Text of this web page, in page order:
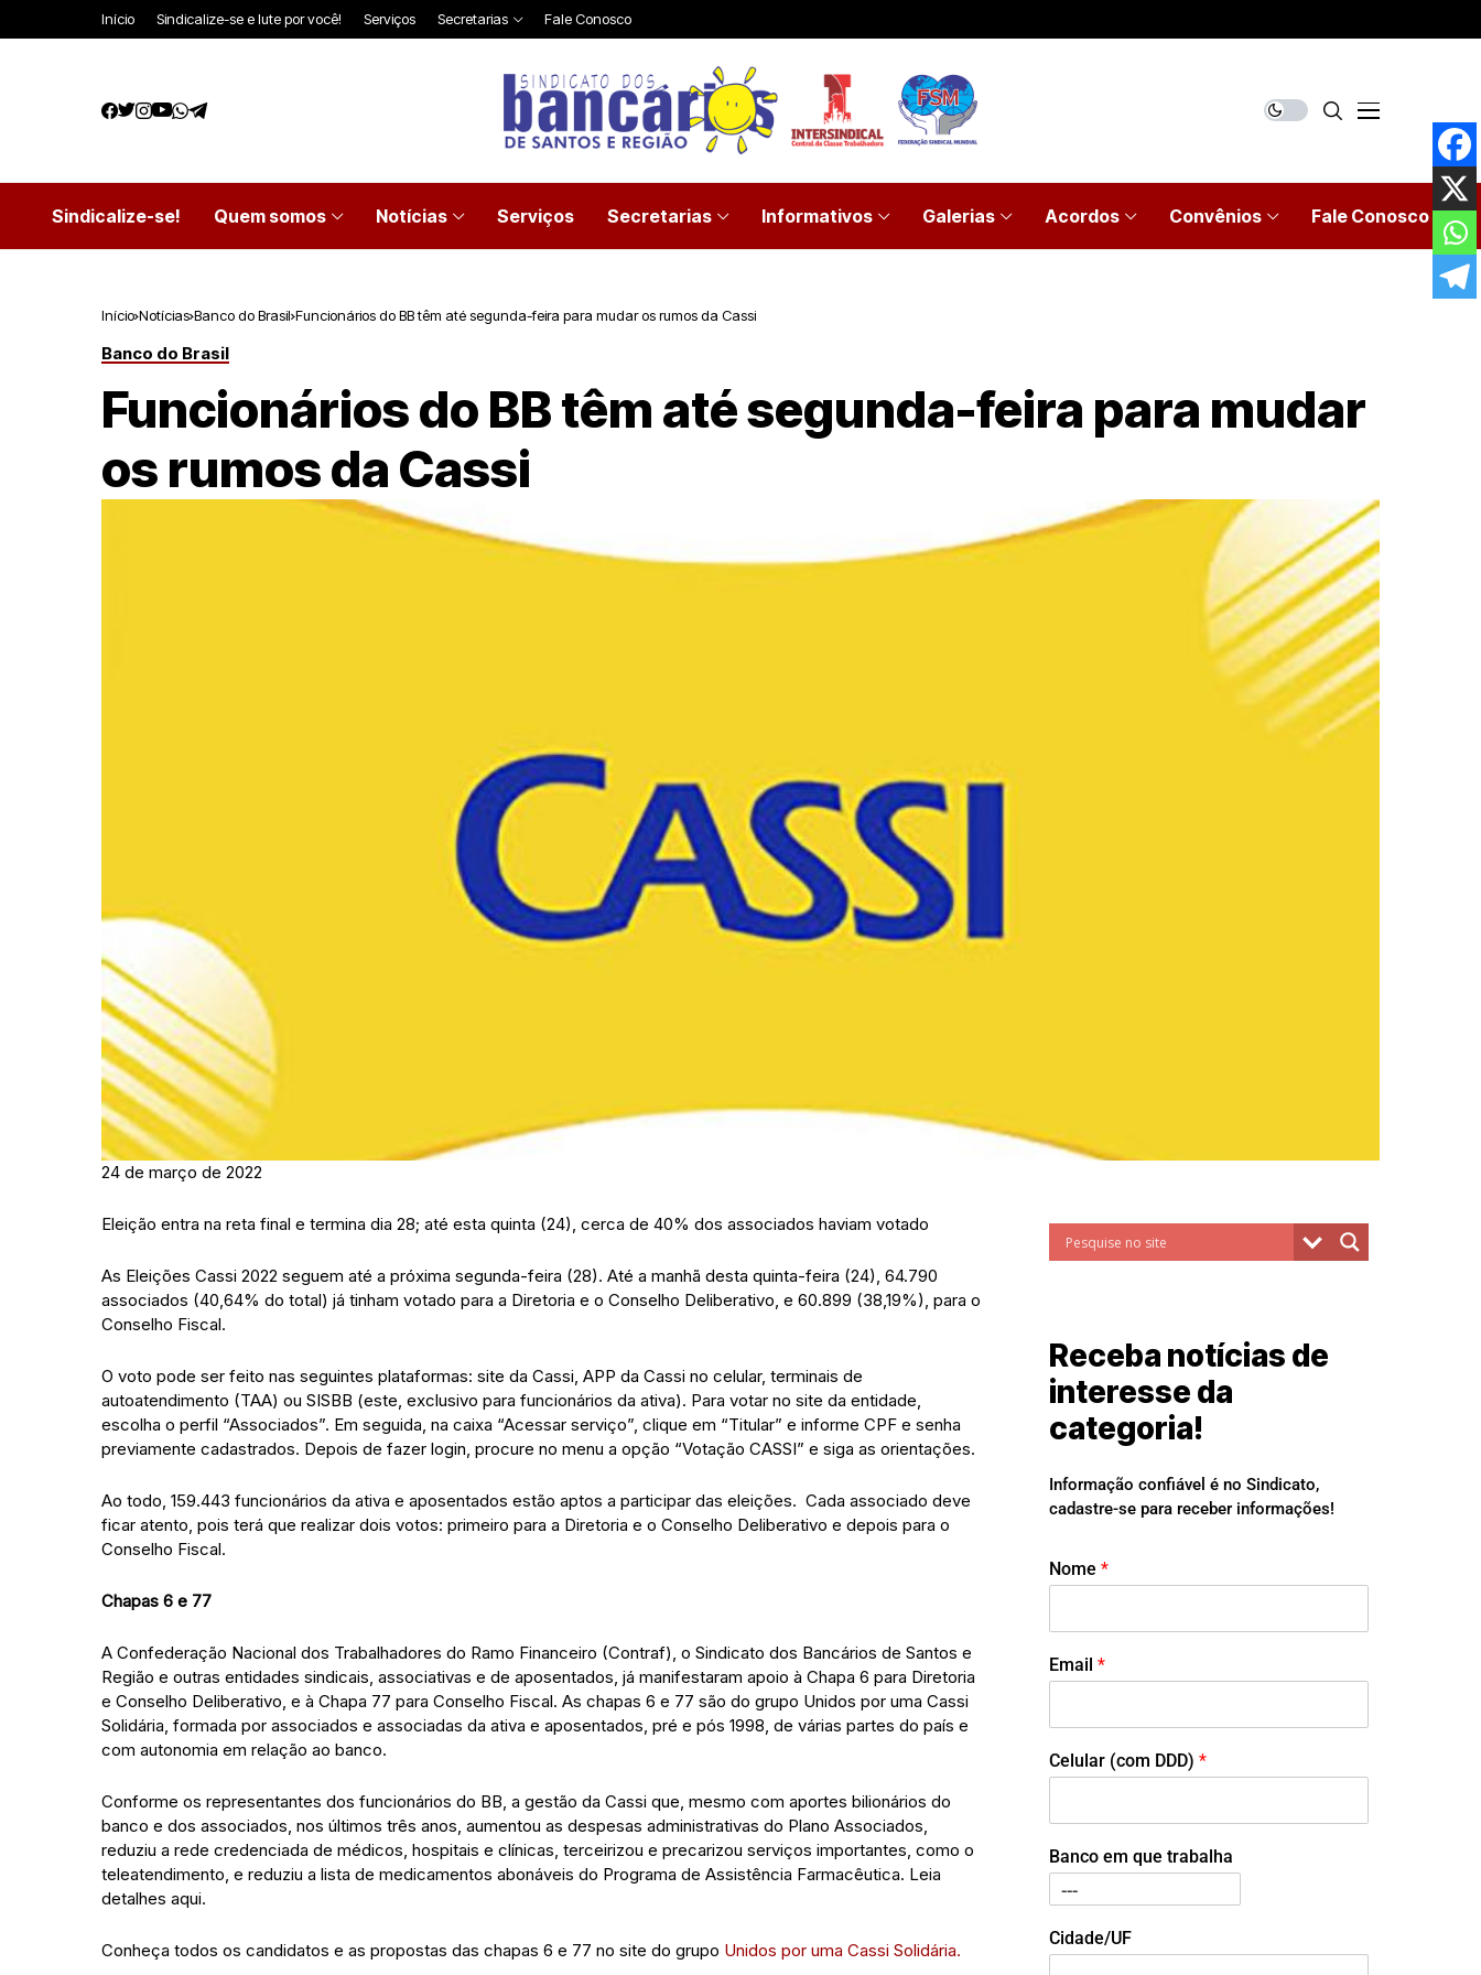
Início Sindicalize-se e lute por você! Serviços Secretarias Fale Conosco
Sindicalize-se! Quem somos Notícias Serviços Secretarias Informativos Galerias Acordos Convênios Fale Conosco
Início Notícias Banco do Brasil Funcionários do BB têm até segunda-feira para mudar os rumos da Cassi
Banco do Brasil
Funcionários do BB têm até segunda-feira para mudar
os rumos da Cassi
24 de março de 2022
Eleição entra na reta final e termina dia 28; até esta quinta (24), cerca de 40% dos associados haviam votado
As Eleições Cassi 2022 seguem até a próxima segunda-feira (28). Até a manhã desta quinta-feira (24), 64.790
associados (40,64% do total) já tinham votado para a Diretoria e o Conselho Deliberativo, e 60.899 (38,19%), para o
Conselho Fiscal.
O voto pode ser feito nas seguintes plataformas: site da Cassi, APP da Cassi no celular, terminais de
autoatendimento (TAA) ou SISBB (este, exclusivo para funcionários da ativa). Para votar no site da entidade,
escolha o perfil “Associados”. Em seguida, na caixa “Acessar serviço”, clique em “Titular” e informe CPF e senha
previamente cadastrados. Depois de fazer login, procure no menu a opção “Votação CASSI” e siga as orientações.
Ao todo, 159.443 funcionários da ativa e aposentados estão aptos a participar das eleições. Cada associado deve
ficar atento, pois terá que realizar dois votos: primeiro para a Diretoria e o Conselho Deliberativo e depois para o
Conselho Fiscal.
Chapas 6 e 77
A Confederação Nacional dos Trabalhadores do Ramo Financeiro (Contraf), o Sindicato dos Bancários de Santos e
Região e outras entidades sindicais, associativas e de aposentados, já manifestaram apoio à Chapa 6 para Diretoria
e Conselho Deliberativo, e à Chapa 77 para Conselho Fiscal. As chapas 6 e 77 são do grupo Unidos por uma Cassi
Solidária, formada por associados e associadas da ativa e aposentados, pré e pós 1998, de várias partes do país e
com autonomia em relação ao banco.
Conforme os representantes dos funcionários do BB, a gestão da Cassi que, mesmo com aportes bilionários do
banco e dos associados, nos últimos três anos, aumentou as despesas administrativas do Plano Associados,
reduziu a rede credenciada de médicos, hospitais e clínicas, terceirizou e precarizou serviços importantes, como o
teleatendimento, e reduziu a lista de medicamentos abonáveis do Programa de Assistência Farmacêutica. Leia
detalhes aqui.
Conheça todos os candidatos e as propostas das chapas 6 e 77 no site do grupo Unidos por uma Cassi Solidária.
Receba notícias de
interesse da
categoria!
Informação confiável é no Sindicato,
cadastre-se para receber informações!
Nome *
Email *
Celular (com DDD) *
Banco em que trabalha
Cidade/UF